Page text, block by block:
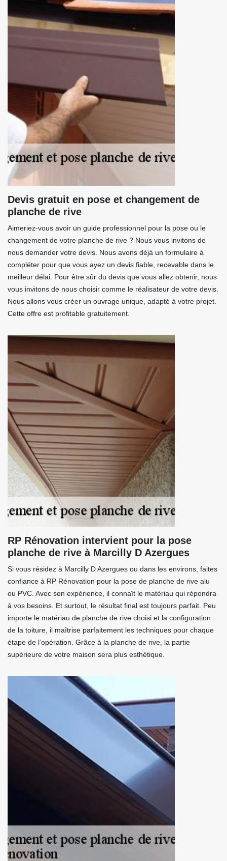
Devis gratuit en pose et changement de
planche de rive
Aimeriez-vous avoir un guide professionnel pour la pose ou le
changement de votre planche de rive ? Nous vous invitons de
nous demander votre devis. Nous avons déjà un formulaire à
compléter pour que vous ayez un devis fiable, recevable dans le
meilleur délai. Pour être sûr du devis que vous allez obtenir, nous
vous invitons de nous choisir comme le réalisateur de votre devis.
Nous allons vous créer un ouvrage unique, adapté à votre projet.
Cette offre est profitable gratuitement.
RP Rénovation intervient pour la pose
planche de rive à Marcilly D Azergues
Si vous résidez à Marcilly D Azergues ou dans les environs, faites
confiance à RP Rénovation pour la pose de planche de rive alu
ou PVC. Avec son expérience, il connaît le matériau qui répondra
à vos besoins. Et surtout, le résultat final est toujours parfait. Peu
importe le matériau de planche de rive choisi et la configuration
de la toiture, il maîtrise parfaitement les techniques pour chaque
étape de l’opération. Grâce à la planche de rive, la partie
supérieure de votre maison sera plus esthétique.